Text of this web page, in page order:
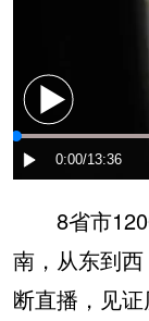
8省市
南，从东到
断直播，见证